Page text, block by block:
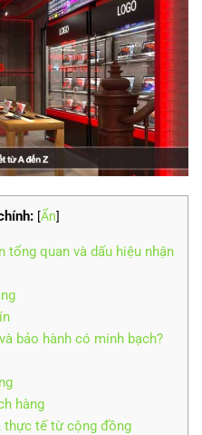
[Ẩn]
tổng quan và dấu hiệu nhận
bảo hành có minh bạch?
hàng
thực tế từ cộng đồng